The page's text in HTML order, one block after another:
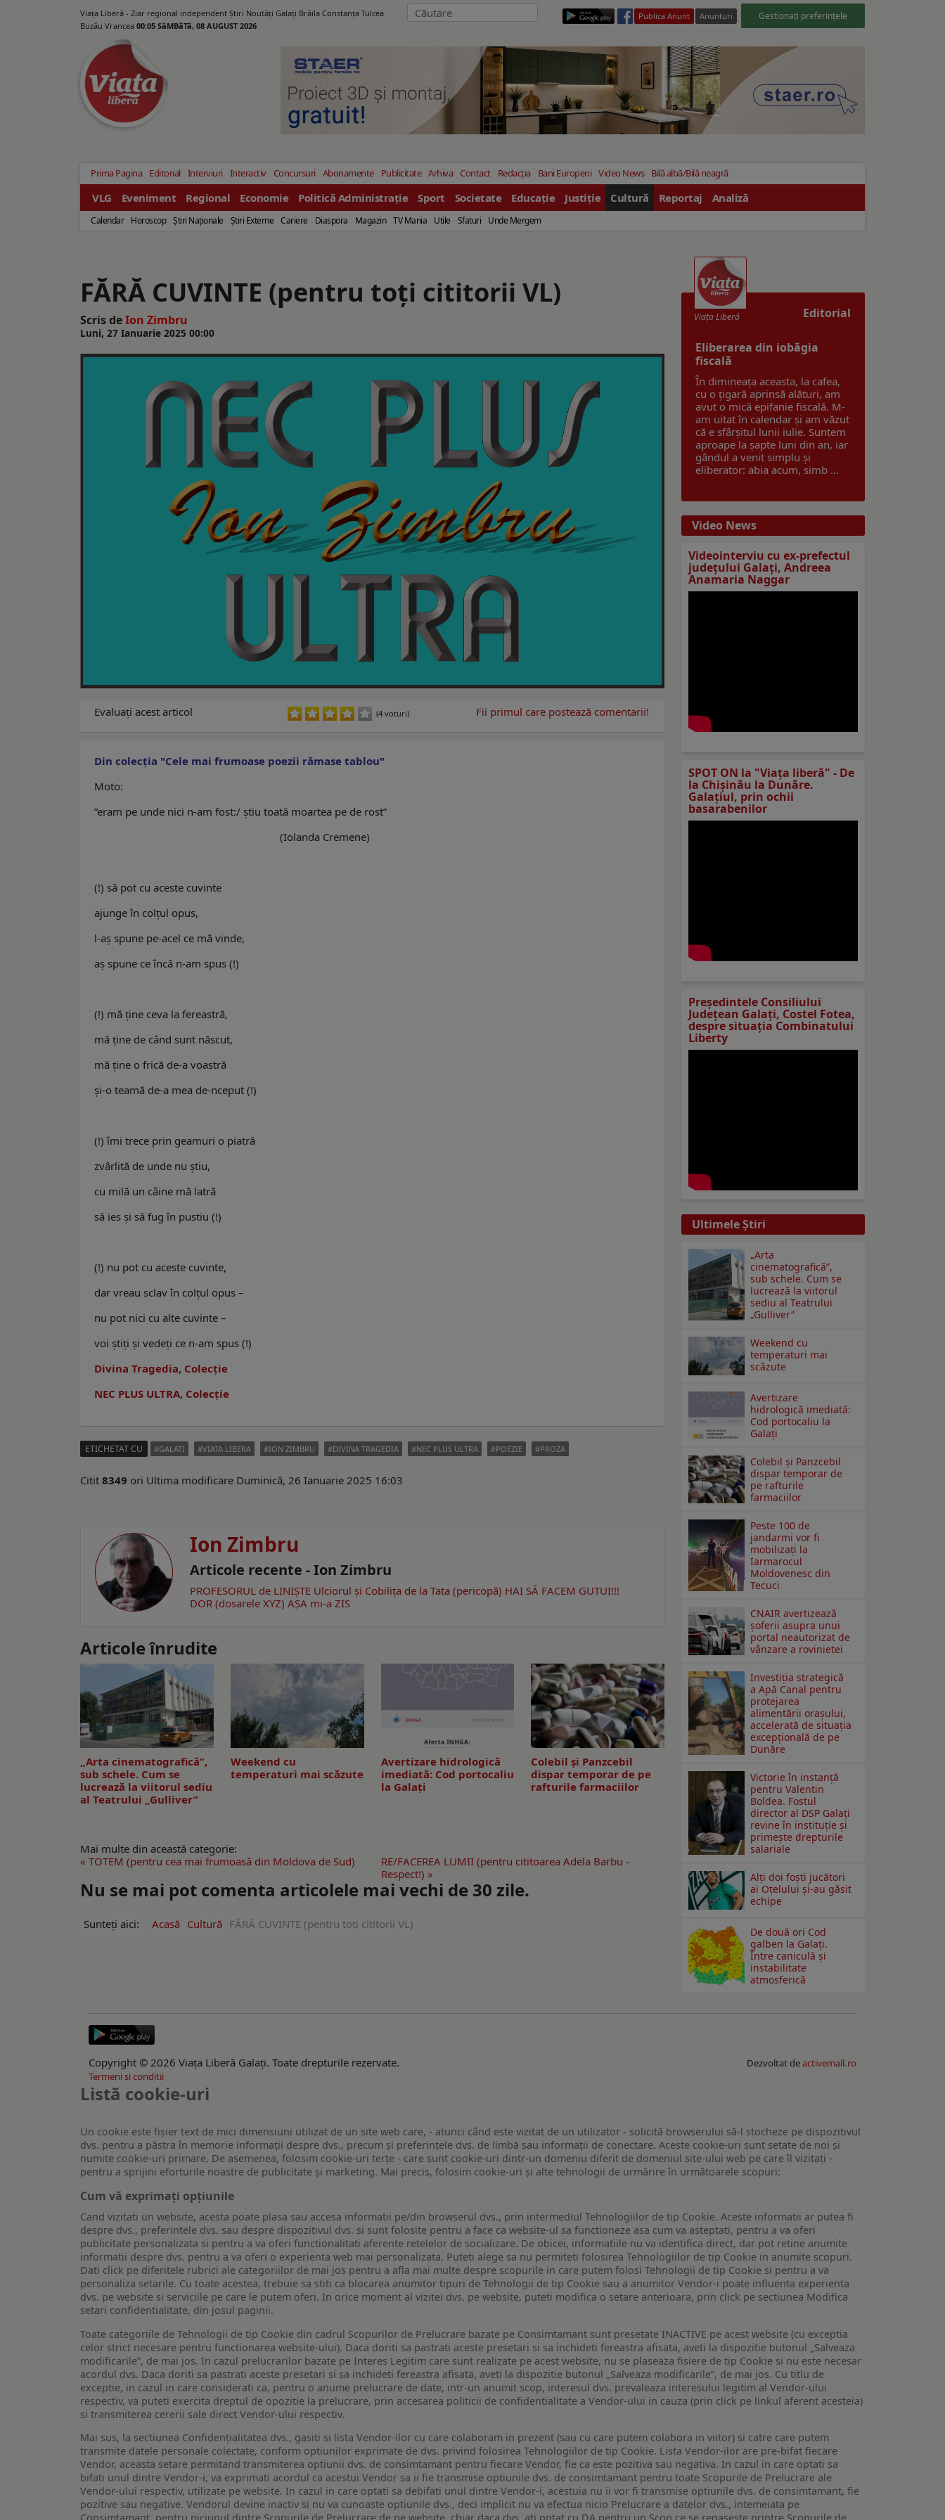
Viața Liberă - Ziar regional independent Știri Noutăți Galaţi Brăila Constanţa Tulcea
Buzău Vrancea 00:05 SâMBăTă, 08 AUGUST 2026
Publica Anunt Anunturi Gestionați preferințele
Prima Pagina Editorial Interviuri Interactiv Concursuri Abonamente Publicitate Arhiva Contact Redacția Bani Europeni Video News Bilă albă/Bilă neagră
VLG Eveniment Regional Economie Politică Administrație Sport Societate Educație Justiție Cultură Reportaj Analiză
Calendar Horoscop Ştiri Naţionale Ştiri Externe Cariere Diaspora Magazin TV Mania Utile Sfaturi Unde Mergem
FĂRĂ CUVINTE (pentru toți cititorii VL)
Scris deIon Zimbru
Luni, 27 Ianuarie 2025 00:00
Evaluaţi acest articol (4 voturi) Fii primul care postează comentarii!
Din colecția "Cele mai frumoase poezii rămase tablou"
Moto:
”eram pe unde nici n-am fost:/ știu toată moartea pe de rost”
(Iolanda Cremene)
(!) să pot cu aceste cuvinte
ajunge în colţul opus,
l-aş spune pe-acel ce mă vinde,
aş spune ce încă n-am spus (!)
(!) mă ţine ceva la fereastră,
mă ţine de când sunt născut,
mă ţine o frică de-a voastră
şi-o teamă de-a mea de-nceput (!)
(!) îmi trece prin geamuri o piatră
zvârlită de unde nu ştiu,
cu milă un câine mă latră
să ies şi să fug în pustiu (!)
(!) nu pot cu aceste cuvinte,
dar vreau sclav în colţul opus –
nu pot nici cu alte cuvinte –
voi ştiţi şi vedeţi ce n-am spus (!)
Divina Tragedia, Colecție
NEC PLUS ULTRA, Colecție
ETICHETAT CU GALATI VIATA LIBERA ION ZIMBRU DIVINA TRAGEDIA NEC PLUS ULTRA POEZIE PROZA
Citit 8349 ori Ultima modificare Duminică, 26 Ianuarie 2025 16:03
Ion Zimbru
Articole recente - Ion Zimbru
PROFESORUL de LINIȘTE Ulciorul şi Cobiliţa de la Tata (pericopă) HAI SĂ FACEM GUTUI!!!
DOR (dosarele XYZ) AŞA mi-a ZIS
Articole înrudite
„Arta cinematografică”,
sub schele. Cum se
lucrează la viitorul sediu
al Teatrului „Gulliver”
Weekend cu
temperaturi mai scăzute
Avertizare hidrologică
imediată: Cod portocaliu
la Galaţi
Colebil și Panzcebil
dispar temporar de pe
rafturile farmaciilor
Mai multe din această categorie:
« TOTEM (pentru cea mai frumoasă din Moldova de Sud)
RE/FACEREA LUMII (pentru cititoarea Adela Barbu -
Respect!) »
Nu se mai pot comenta articolele mai vechi de 30 zile.
Sunteți aici: Acasă Cultură FĂRĂ CUVINTE (pentru toți cititorii VL)
Editorial
Viaţa Liberă
Eliberarea din iobăgia
fiscală
În dimineața aceasta, la cafea,
cu o țigară aprinsă alături, am
avut o mică epifanie fiscală. M-
am uitat în calendar și am văzut
că e sfârșitul lunii iulie. Suntem
aproape la șapte luni din an, iar
gândul a venit simplu și
eliberator: abia acum, simb ...
Video News
Videointerviu cu ex-prefectul
judeţului Galaţi, Andreea
Anamaria Naggar
SPOT ON la "Viaţa liberă" - De
la Chișinău la Dunăre.
Galațiul, prin ochii
basarabenilor
Preşedintele Consiliului
Judeţean Galaţi, Costel Fotea,
despre situaţia Combinatului
Liberty
Ultimele Ştiri
„Arta
cinematografică”,
sub schele. Cum se
lucrează la viitorul
sediu al Teatrului
„Gulliver”
Weekend cu
temperaturi mai
scăzute
Avertizare
hidrologică imediată:
Cod portocaliu la
Galaţi
Colebil și Panzcebil
dispar temporar de
pe rafturile
farmaciilor
Peste 100 de
jandarmi vor fi
mobilizați la
Iarmarocul
Moldovenesc din
Tecuci
CNAIR avertizează
șoferii asupra unui
portal neautorizat de
vânzare a rovinietei
Investiția strategică
a Apă Canal pentru
protejarea
alimentării orașului,
accelerată de situația
excepțională de pe
Dunăre
Victorie în instanță
pentru Valentin
Boldea. Fostul
director al DSP Galați
revine în instituție și
primește drepturile
salariale
Alți doi foști jucători
ai Oțelului și-au găsit
echipe
De două ori Cod
galben la Galaţi.
Între caniculă şi
instabilitate
atmosferică
Copyright © 2026 Viaţa Liberă Galaţi. Toate drepturile rezervate. Dezvoltat deactivemall.ro
Termeni si conditii
Listă cookie-uri
Un cookie este fişier text de mici dimensiuni utilizat de un site web care, - atunci când este vizitat de un utilizator - solicită browserului să-l stocheze pe dispozitivul
dvs. pentru a păstra în memorie informații despre dvs., precum și preferințele dvs. de limbă sau informații de conectare. Aceste cookie-uri sunt setate de noi și
numite cookie-uri primare. De asemenea, folosim cookie-uri terțe - care sunt cookie-uri dintr-un domeniu diferit de domeniul site-ului web pe care îl vizitați -
pentru a sprijini eforturile noastre de publicitate și marketing. Mai precis, folosim cookie-uri și alte tehnologii de urmărire în următoarele scopuri:
Cum vă exprimați opțiunile
Cand vizitati un website, acesta poate plasa sau accesa informatii pe/din browserul dvs., prin intermediul Tehnologiilor de tip Cookie. Aceste informatii ar putea fi
despre dvs., preferintele dvs. sau despre dispozitivul dvs. si sunt folosite pentru a face ca website-ul sa functioneze asa cum va asteptati, pentru a va oferi
publicitate personalizata si pentru a va oferi functionalitati aferente retelelor de socializare. De obicei, informatiile nu va identifica direct, dar pot retine anumite
informatii despre dvs. pentru a va oferi o experienta web mai personalizata. Puteti alege sa nu permiteti folosirea Tehnologiilor de tip Cookie in anumite scopuri.
Dati click pe diferitele rubrici ale categoriilor de mai jos pentru a afla mai multe despre scopurile in care putem folosi Tehnologii de tip Cookie si pentru a va
personaliza setarile. Cu toate acestea, trebuie sa stiti ca blocarea anumitor tipuri de Tehnologii de tip Cookie sau a anumitor Vendor-i poate influenta experienta
dvs. pe website si serviciile pe care le putem oferi. In orice moment al vizitei dvs. pe website, puteti modifica o setare anterioara, prin click pe sectiunea Modifica
setari confidentialitate, din josul paginii.
Toate categoriile de Tehnologii de tip Cookie din cadrul Scopurilor de Prelucrare bazate pe Consimtamant sunt presetate INACTIVE pe acest website (cu exceptia
celor strict necesare pentru functionarea website-ului). Daca doriti sa pastrati aceste presetari si sa inchideti fereastra afisata, aveti la dispozitie butonul „Salveaza
modificarile”, de mai jos. In cazul prelucrarilor bazate pe Interes Legitim care sunt realizate pe acest website, nu se plaseaza fisiere de tip Cookie si nu este necesar
acordul dvs. Daca doriti sa pastrati aceste presetari si sa inchideti fereastra afisata, aveti la dispozitie butonul „Salveaza modificarile”, de mai jos. Cu titlu de
exceptie, in cazul in care considerati ca, pentru o anume prelucrare de date, intr-un anumit scop, interesul dvs. prevaleaza interesului legitim al Vendor-ului
respectiv, va puteti exercita dreptul de opozitie la prelucrare, prin accesarea politicii de confidentialitate a Vendor-ului in cauza (prin click pe linkul aferent acesteia)
si transmiterea cererii sale direct Vendor-ului respectiv.
Mai sus, la sectiunea Confidențialitatea dvs., gasiti si lista Vendor-ilor cu care colaboram in prezent (sau cu care putem colabora in viitor) si catre care putem
transmite datele personale colectate, conform optiunilor exprimate de dvs. privind folosirea Tehnologiilor de tip Cookie. Lista Vendor-ilor are pre-bifat fiecare
Vendor, aceasta setare permitand transmiterea optiunii dvs. de consimtamant pentru fiecare Vendor, fie ca este pozitiva sau negativa. In cazul in care optati sa
bifati unul dintre Vendor-i, va exprimati acordul ca acestui Vendor sa ii fie transmise optiunile dvs. de consimtamant pentru toate Scopurile de Prelucrare ale
Vendor-ului respectiv, utilizate pe website. In cazul in care optati sa debifati unul dintre Vendor-i, acestuia nu ii vor fi transmise optiunile dvs. de consimtamant, fie
pozitive sau negative. Vendorul devine inactiv si nu va cunoaste optiunile dvs., deci implicit nu va efectua nicio Prelucrare a datelor dvs., intemeiata pe